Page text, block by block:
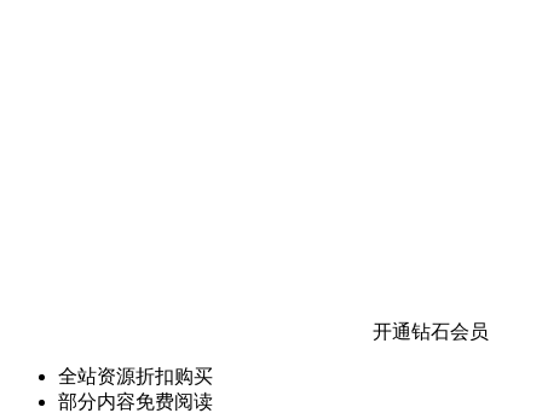
开通钻石会员
全站资源折扣购买
部分内容免费阅读